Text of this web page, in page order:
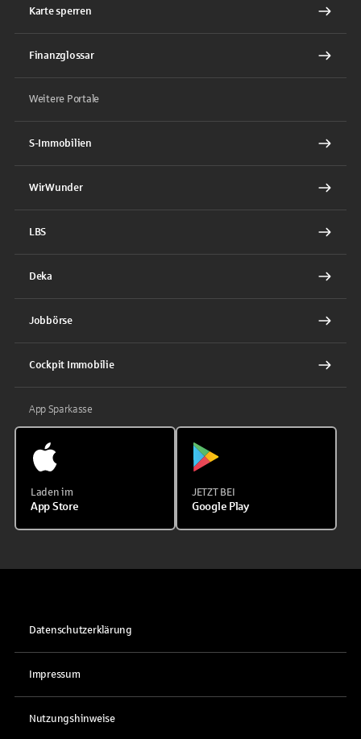
Karte sperren
Finanzglossar
Weitere Portale
S-Immobilien
WirWunder
LBS
Deka
Jobbörse
Cockpit Immobilie
App Sparkasse
Laden im
App Store
JETZT BEI
Google Play
Datenschutzerklärung
Impressum
Nutzungshinweise